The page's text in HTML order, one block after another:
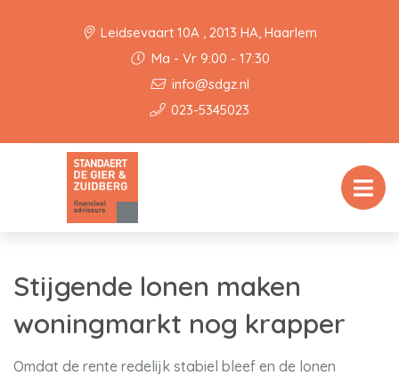
Leidsevaart 10A , 2013 HA, Haarlem
Ma - Vr 9:00 - 17:30
info@sdgz.nl
023-5345023
Stijgende lonen maken
woningmarkt nog krapper
Omdat de rente redelijk stabiel bleef en de lonen